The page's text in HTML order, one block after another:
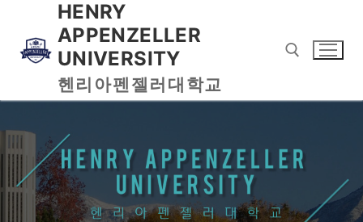
HENRY
APPENZELLER
UNIVERSITY
헨리아펜젤러대학교